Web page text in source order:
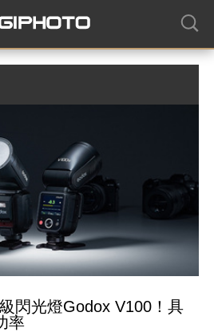
閃光燈Godox V100！具
率